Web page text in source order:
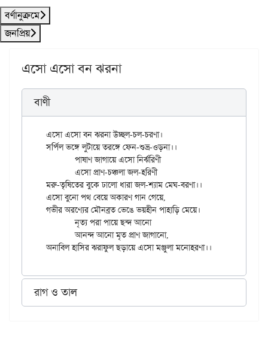
বর্ণানুক্রমে
জনপ্রিয়
এসো এসো বন ঝরনা
বাণী
এসো এসো বন ঝরনা উচ্ছল-চল-চরণা।
সর্পিল ভঙ্গে লুটায়ে তরঙ্গে ফেন-শুভ্র-ওড়না।।
মরু-তৃষিতের বুকে ঢালো ধারা জল-শ্যাম মেঘ-বরণা।।
এসো বুনো পথ বেয়ে অকারণ গান গেয়ে,
গভীর অরণ্যের মৌনব্রত ভেঙে ভয়হীন পাহাড়ি মেয়ে।
	নৃত্য পরা পায়ে ছন্দ আনো
	আনন্দ আনো মৃত প্রাণ জাগানো,
রাগ ও তাল